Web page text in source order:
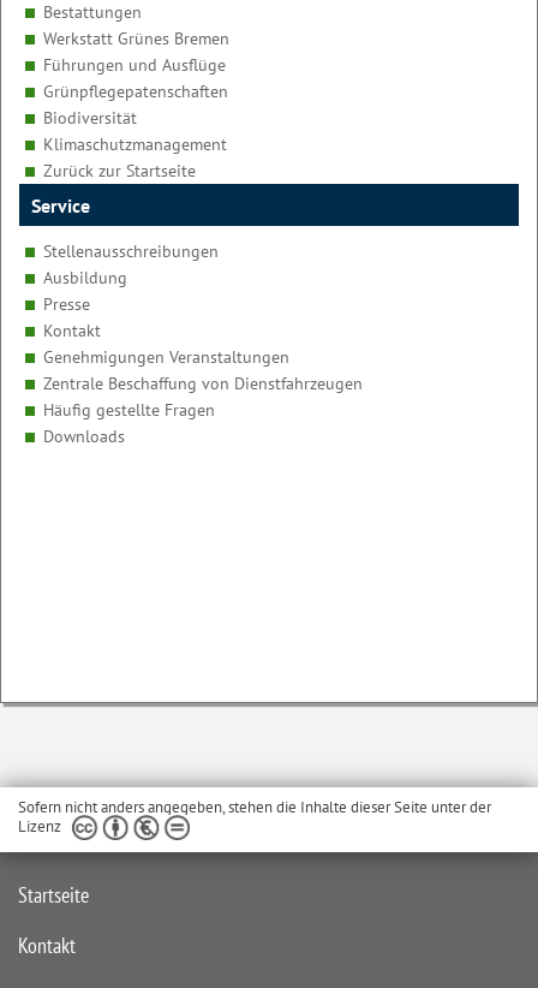
Bestattungen
Werkstatt Grünes Bremen
Führungen und Ausflüge
Grünpflegepatenschaften
Biodiversität
Klimaschutzmanagement
Zurück zur Startseite
Service
Stellenausschreibungen
Ausbildung
Presse
Kontakt
Genehmigungen Veranstaltungen
Zentrale Beschaffung von Dienstfahrzeugen
Häufig gestellte Fragen
Downloads
Sofern nicht anders angegeben, stehen die Inhalte dieser Seite unter der
Lizenz
Startseite
Kontakt